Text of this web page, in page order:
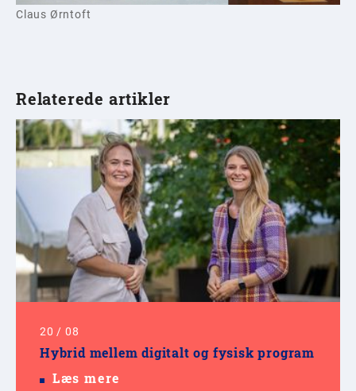
Claus Ørntoft
Relaterede artikler
20 / 08
Hybrid mellem digitalt og fysisk program
Læs mere